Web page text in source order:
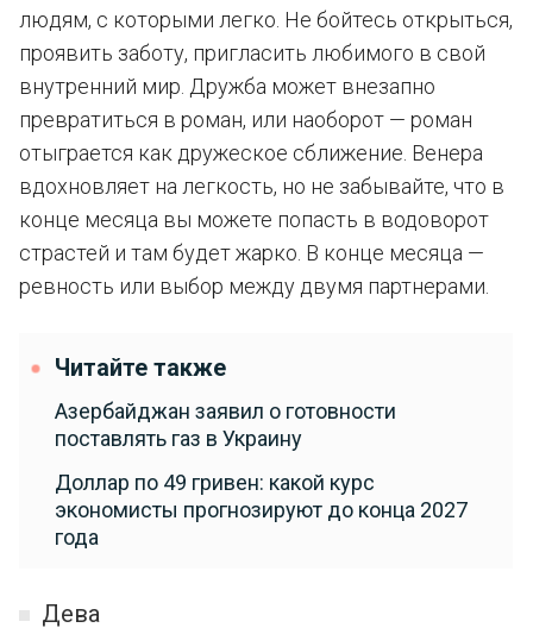
людям, с которыми легко. Не бойтесь открыться,
проявить заботу, пригласить любимого в свой
внутренний мир. Дружба может внезапно
превратиться в роман, или наоборот — роман
отыграется как дружеское сближение. Венера
вдохновляет на легкость, но не забывайте, что в
конце месяца вы можете попасть в водоворот
страстей и там будет жарко. В конце месяца —
ревность или выбор между двумя партнерами.
Читайте также
Азербайджан заявил о готовности
поставлять газ в Украину
Доллар по 49 гривен: какой курс
экономисты прогнозируют до конца 2027
года
Дева